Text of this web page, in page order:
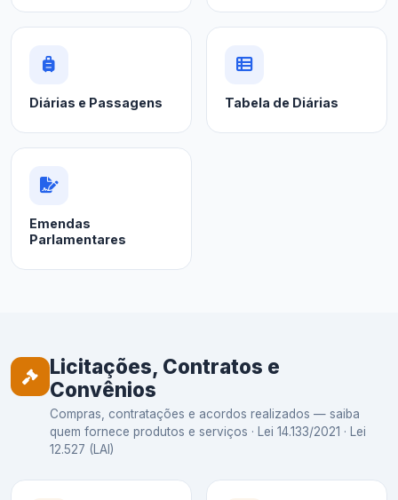
Diárias e Passagens Tabela de Diárias
Emendas
Parlamentares
Licitações, Contratos e
Convênios
Compras, contratações e acordos realizados — saiba
quem fornece produtos e serviços · Lei 14.133/2021 · Lei
12.527 (LAI)